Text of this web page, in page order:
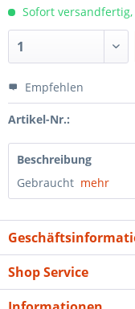
Sofort
Empfehlen
Artikel-Nr.:
Beschreibung
Gebraucht mehr
Shop Service